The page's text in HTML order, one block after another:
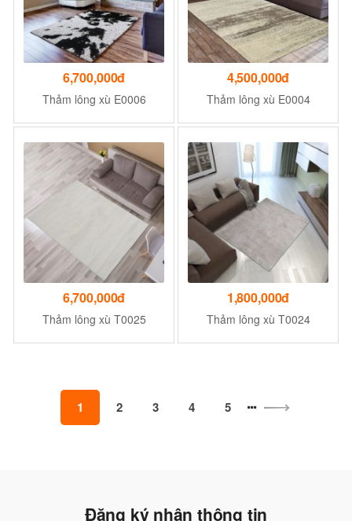
6,700,000đ
Thảm lông xù E0006
4,500,000đ
Thảm lông xù E0004
6,700,000đ
Thảm lông xù T0025
1,800,000đ
Thảm lông xù T0024
1 2 3 4 5
Đăng ký nhận thông tin